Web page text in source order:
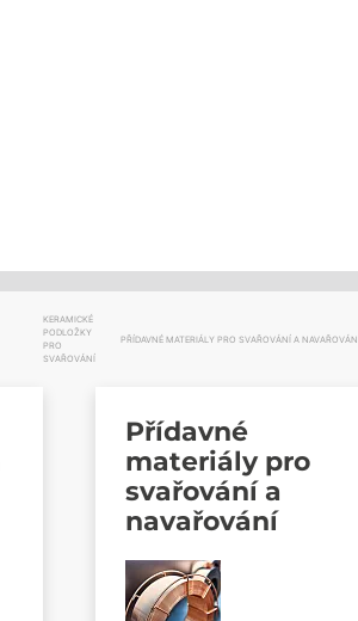
KERAMICKÉ
PODLOŽKY
PRO
SVAŘOVÁNÍ
PŘÍDAVNÉ MATERIÁLY PRO SVAŘOVÁNÍ A NAVAŘOVÁNÍ
Přídavné
materiály pro
svařování a
navařování